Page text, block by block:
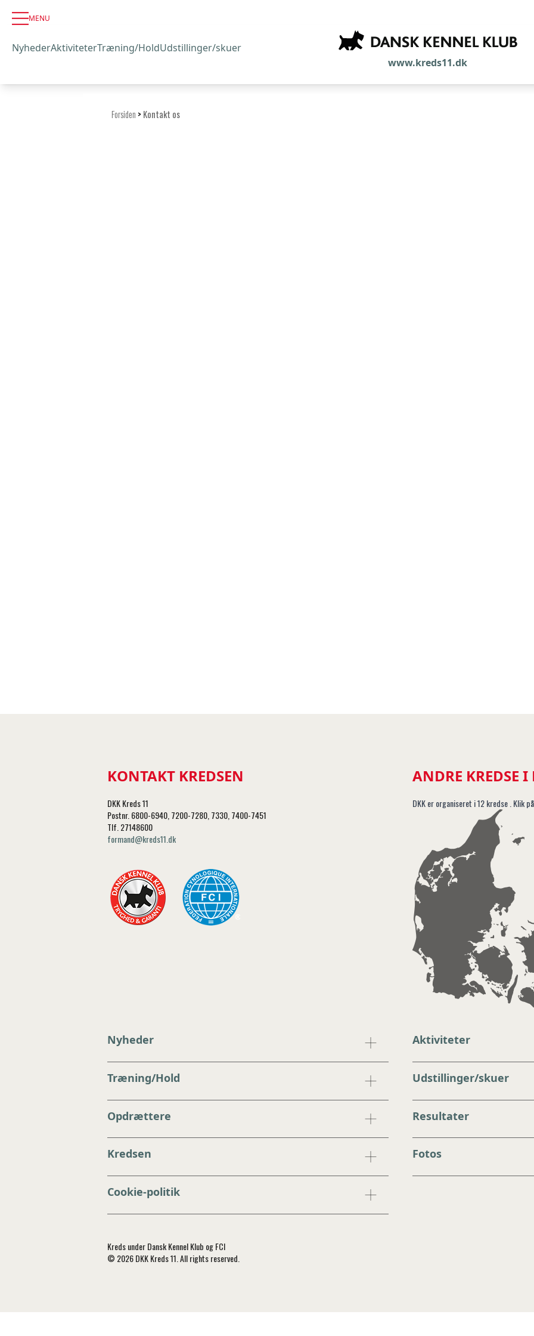
MENU
NyhederAktiviteterTræning/HoldUdstillinger/skuer
www.kreds11.dk
Forsiden > Kontakt os
KONTAKT KREDSEN
DKK Kreds 11
Postnr. 6800-6940, 7200-7280, 7330, 7400-7451
Tlf. 27148600
formand@kreds11.dk
ANDRE KREDSE I
DKK er organiseret i 12 kredse . Klik
Nyheder Aktiviteter
Træning/Hold Udstillinger/skuer
Opdrættere Resultater
Kredsen Fotos
Cookie-politik
Kreds under Dansk Kennel Klub og FCI
© 2026 DKK Kreds 11. All rights reserved.